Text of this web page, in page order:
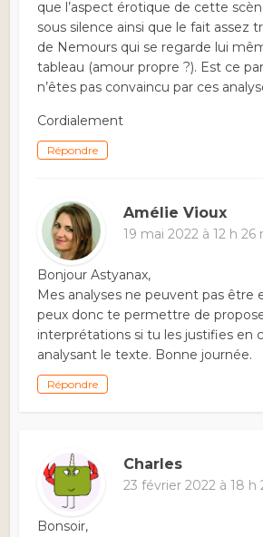
que l’aspect érotique de cette
sous silence ainsi que le fait assez
de Nemours qui se regarde lui
tableau (amour propre ?). Est ce
n’êtes pas convaincu par ces
Cordialement
Répondre
Amélie Vioux
19 mai 2022 à 12 h 26
Bonjour Astyanax,
Mes analyses ne peuvent pas être
peux donc te permettre de
interprétations si tu les justifies en
analysant le texte. Bonne journée.
Répondre
Charles
23 février 2022 à 18 h
Bonsoir,